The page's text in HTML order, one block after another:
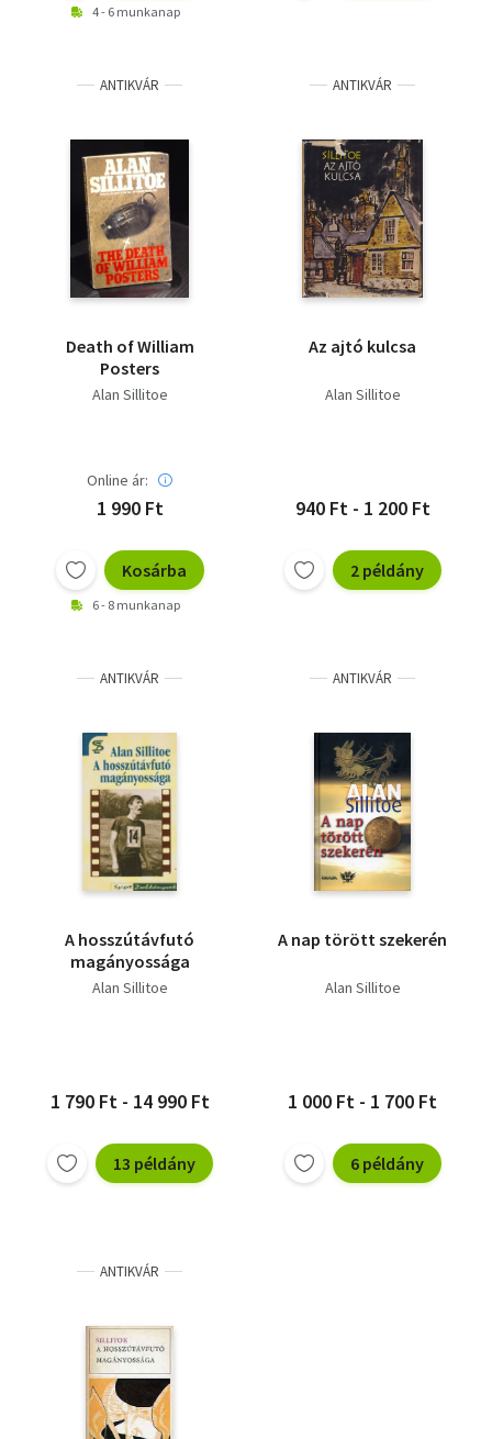
4 - 6 munkanap
ANTIKVÁR
Death of William
Posters
Alan Sillitoe
Online ár:
1 990 Ft
Kosárba
6 - 8 munkanap
ANTIKVÁR
Az ajtó kulcsa
Alan Sillitoe
940 Ft - 1 200 Ft
2 példány
ANTIKVÁR
A hosszútávfutó
magányossága
Alan Sillitoe
1 790 Ft - 14 990 Ft
13 példány
ANTIKVÁR
A nap törött szekerén
Alan Sillitoe
1 000 Ft - 1 700 Ft
6 példány
ANTIKVÁR